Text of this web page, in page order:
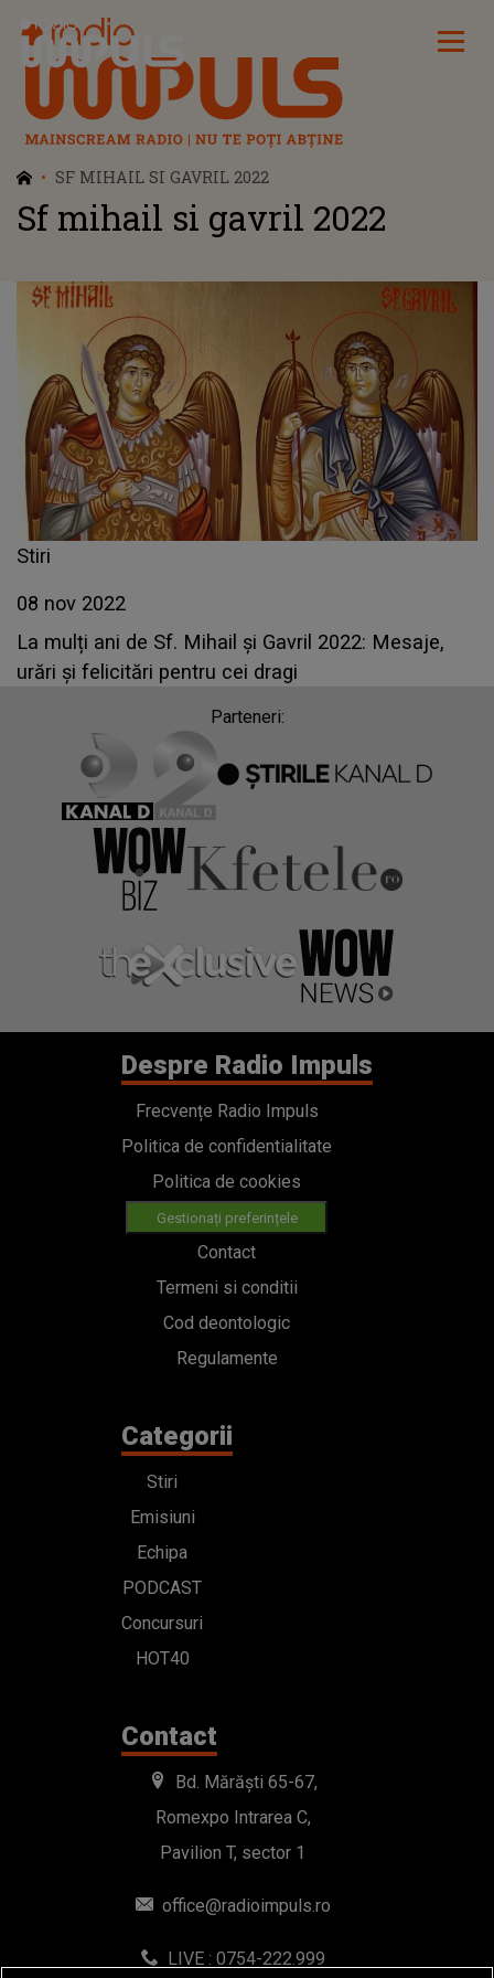
Radio Impuls
SF MIHAIL SI GAVRIL 2022
Sf mihail si gavril 2022
Stiri
08 nov 2022
La mulți ani de Sf. Mihail și Gavril 2022: Mesaje,
urări și felicitări pentru cei dragi
Parteneri:
Despre Radio Impuls
Frecvențe Radio Impuls
Politica de confidentialitate
Politica de cookies
Gestionați preferințele
Contact
Termeni si conditii
Cod deontologic
Regulamente
Categorii
Stiri
Emisiuni
Echipa
PODCAST
Concursuri
HOT40
Contact
Bd. Mărăști 65-67,
Romexpo Intrarea C,
Pavilion T, sector 1
office@radioimpuls.ro
LIVE : 0754-222.999